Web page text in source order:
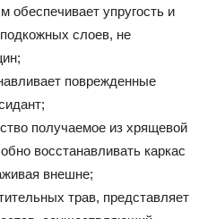
упругость и
слоев, не
поврежденные
получаемое из хрящевой
восстанавливать каркас
внешне;
трав, представляет